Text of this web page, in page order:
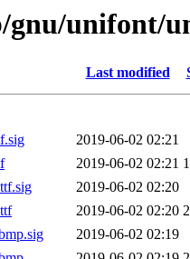
gnu/unifont/
Last modified
2019-06-02 02:21
2019-06-02 02:21
2019-06-02 02:20
2019-06-02 02:20
2019-06-02 02:19